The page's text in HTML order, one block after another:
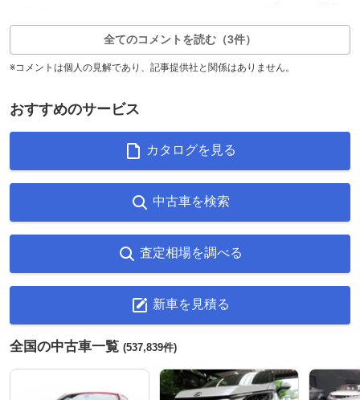
全てのコメントを読む（3件）
※コメントは個人の見解であり、記事提供社と関係はありません。
おすすめのサービス
カタログを見る
中古車を検索
査定相場を調べる
新車を見積る
全国の中古車一覧 (537,839件)